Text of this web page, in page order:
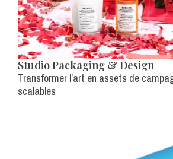
Studio Packaging & Design
Transformer l’art en assets de
scalables